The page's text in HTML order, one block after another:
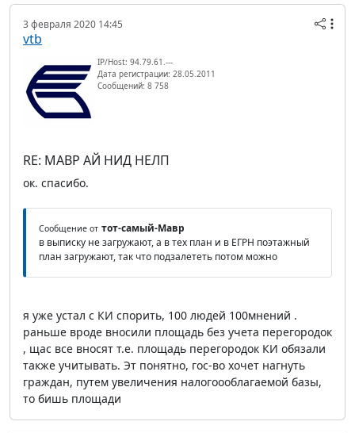
3 февраля 2020 14:45
vtb
IP/Host: 94.79.61.---
Дата регистрации: 28.05.2011
Сообщений: 8 758
RE: МАВР АЙ НИД НЕЛП
ок. спасибо.
Сообщение от тот-самый-Мавр
в выписку не загружают, а в тех план и в ЕГРН поэтажный
план загружают, так что подзалететь потом можно
я уже устал с КИ спорить, 100 людей 100мнений .
раньше вроде вносили площадь без учета перегородок
, щас все вносят т.е. площадь перегородок КИ обязали
также учитывать. Эт понятно, гос-во хочет нагнуть
граждан, путем увеличения налогоооблагаемой базы,
то бишь площади